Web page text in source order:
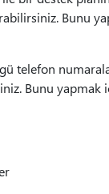
Bunu
telefon
Bunu yapmak